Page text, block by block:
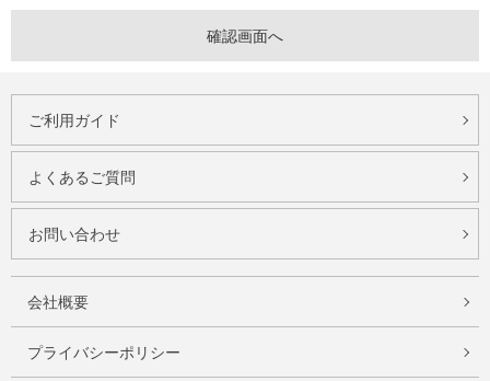
ご利用ガイド
よくあるご質問
お問い合わせ
会社概要
プライバシーポリシー